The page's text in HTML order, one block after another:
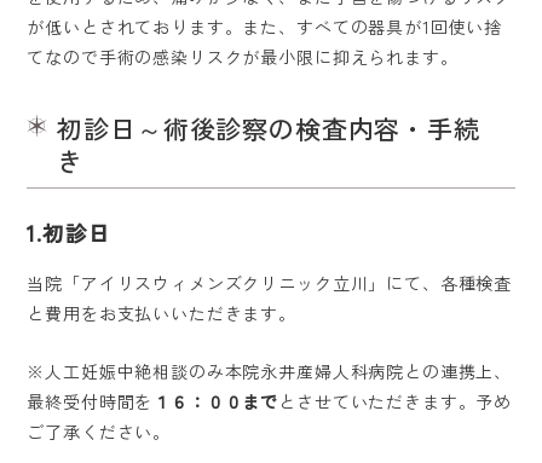
が低いとされております。また、すべての器具が1回使い捨
てなので手術の感染リスクが最小限に抑えられます。
初診日～術後診察の検査内容・手続
き
1.初診日
当院「アイリスウィメンズクリニック立川」にて、各種検査
と費用をお支払いいただきます。
※人工妊娠中絶相談のみ本院永井産婦人科病院との連携上、
最終受付時間を １６：００まで とさせていただきます。予め
ご了承ください。